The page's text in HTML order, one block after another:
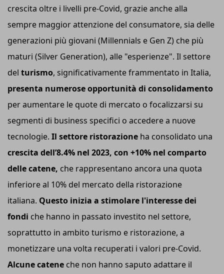
crescita oltre i livelli pre-Covid, grazie anche alla
sempre maggior attenzione del consumatore, sia delle
generazioni più giovani (Millennials e Gen Z) che più
maturi (Silver Generation), alle "esperienze". Il settore
del turismo, significativamente frammentato in Italia,
presenta numerose opportunità di consolidamento
per aumentare le quote di mercato o focalizzarsi su
segmenti di business specifici o accedere a nuove
tecnologie. Il settore ristorazione ha consolidato una
crescita dell’8.4% nel 2023, con +10% nel comparto
delle catene, che rappresentano ancora una quota
inferiore al 10% del mercato della ristorazione
italiana. Questo inizia a stimolare l'interesse dei
fondi che hanno in passato investito nel settore,
soprattutto in ambito turismo e ristorazione, a
monetizzare una volta recuperati i valori pre-Covid.
Alcune catene che non hanno saputo adattare il